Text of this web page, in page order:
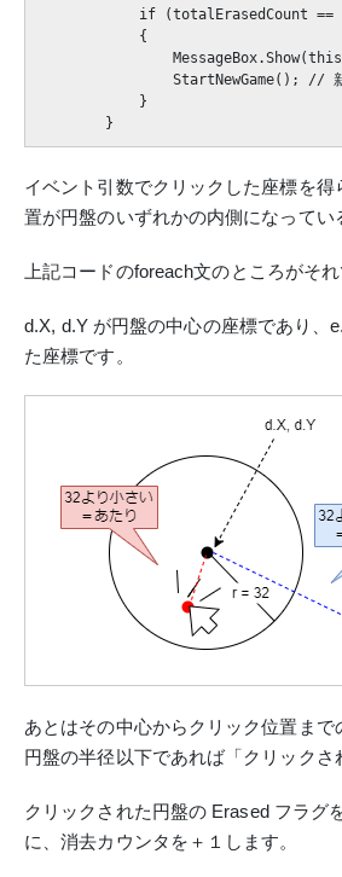
if (totalErasedCount ==
            {
StartNewGame(); //
            }
イベント引数でクリックした座標を得
置が円盤のいずれかの内側になってい
上記コードのforeach文のところがそれ
d.X, d.Y が円盤の中心の座標であり、
た座標です。
あとはその中心からクリック位置ま
円盤の半径以下であれば「クリックさ
クリックされた円盤の Erased フラグ
に、消去カウンタを＋１します。